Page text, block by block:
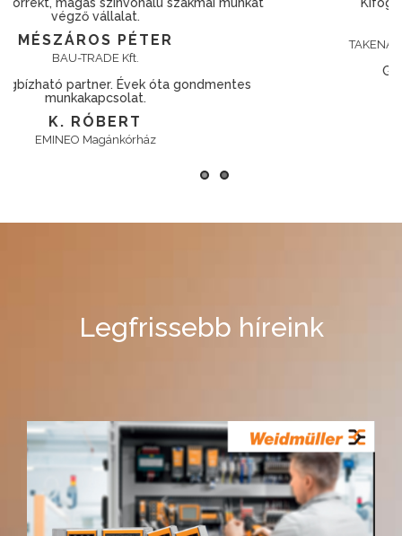
KOVÁCS KRISTÓF
TAKENAKA EUROPE GmbH. Hungary Branch
VADÁSZ KÁROLY
Legfrissebb híreink